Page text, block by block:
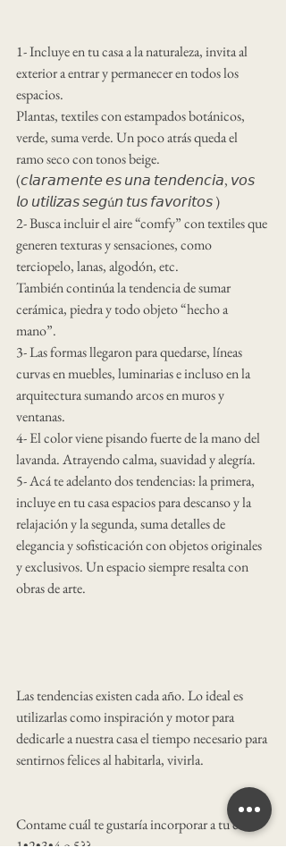
1- Incluye en tu casa a la naturaleza, invita al
exterior a entrar y permanecer en todos los
espacios.
Plantas, textiles con estampados botánicos,
verde, suma verde. Un poco atrás queda el
ramo seco con tonos beige.
(𝘤𝘭𝘢𝘳𝘢𝘮𝘦𝘯𝘵𝘦 𝘦𝘴 𝘶𝘯𝘢 𝘵𝘦𝘯𝘥𝘦𝘯𝘤𝘪𝘢, 𝘷𝘰𝘴
𝘭𝘰 𝘶𝘵𝘪𝘭𝘪𝘻𝘢𝘴 𝘴𝘦𝘨ú𝘯 𝘵𝘶𝘴 𝘧𝘢𝘷𝘰𝘳𝘪𝘵𝘰𝘴 )
2- Busca incluir el aire “comfy” con textiles que
generen texturas y sensaciones, como
terciopelo, lanas, algodón, etc.
También continúa la tendencia de sumar
cerámica, piedra y todo objeto “hecho a
mano”.
3- Las formas llegaron para quedarse, líneas
curvas en muebles, luminarias e incluso en la
arquitectura sumando arcos en muros y
ventanas.
4- El color viene pisando fuerte de la mano del
lavanda. Atrayendo calma, suavidad y alegría.
5- Acá te adelanto dos tendencias: la primera,
incluye en tu casa espacios para descanso y la
relajación y la segunda, suma detalles de
elegancia y sofisticación con objetos originales
y exclusivos. Un espacio siempre resalta con
obras de arte.
Las tendencias existen cada año. Lo ideal es
utilizarlas como inspiración y motor para
dedicarle a nuestra casa el tiempo necesario para
sentirnos felices al habitarla, vivirla.
Contame cuál te gustaría incorporar a tu casa:
1•2•3•4 o 5??